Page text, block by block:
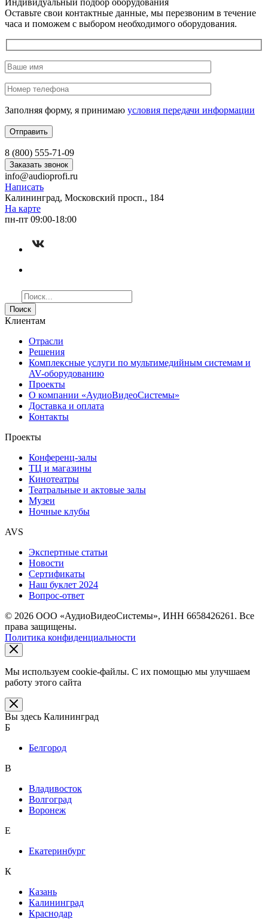
Индивидуальный подбор оборудования
Оставьте свои контактные данные, мы перезвоним в течение
часа и поможем с выбором необходимого оборудования.
Заполняя форму, я принимаю условия передачи информации
8 (800) 555-71-09
Заказать звонок
info@audioprofi.ru
Написать
Калининград, Московский просп., 184
На карте
пн-пт 09:00-18:00
Поиск
Клиентам
Отрасли
Решения
Комплексные услуги по мультимедийным системам и
AV-оборудованию
Проекты
О компании «АудиоВидеоСистемы»
Доставка и оплата
Контакты
Проекты
Конференц-залы
ТЦ и магазины
Кинотеатры
Театральные и актовые залы
Музеи
Ночные клубы
AVS
Экспертные статьи
Новости
Сертификаты
Наш буклет 2024
Вопрос-ответ
© 2026 ООО «АудиоВидеоСистемы», ИНН 6658426261. Все
права защищены.
Политика конфиденциальности
Мы используем cookie-файлы. С их помощью мы улучшаем
работу этого сайта
Вы здесь Калининград
Б
Белгород
В
Владивосток
Волгоград
Воронеж
Е
Екатеринбург
К
Казань
Калининград
Краснодар